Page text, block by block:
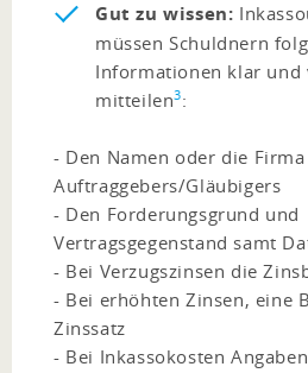
Gut zu wissen:
müssen Schuldnern
Informationen klar und
mitteilen3:
- Den Namen oder die Firma
Auftraggebers/Gläubigers
- Den Forderungsgrund und
Vertragsgegenstand samt
- Bei Verzugszinsen die
- Bei erhöhten Zinsen, eine
Zinssatz
- Bei Inkassokosten